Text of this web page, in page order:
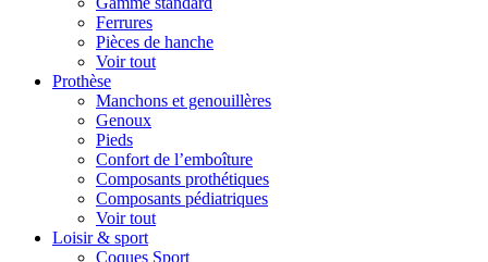
Ferrures
Pièces de hanche
Voir tout
Prothèse
Manchons et genouillères
Genoux
Pieds
Confort de l’emboîture
Composants prothétiques
Composants pédiatriques
Voir tout
Loisir & sport
Coques Sport